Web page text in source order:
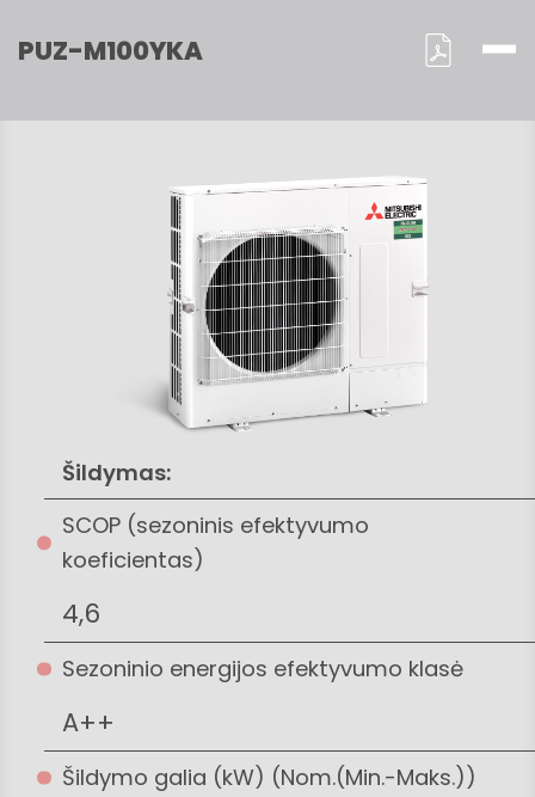
PUZ-M100YKA
Šildymas:
SCOP (sezoninis efektyvumo
koeficientas)
4,6
Sezoninio energijos efektyvumo klasė
A++
Šildymo galia (kW) (Nom.(Min.-Maks.))